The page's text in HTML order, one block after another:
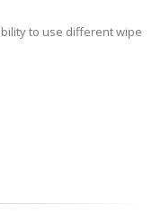
to use different wipe